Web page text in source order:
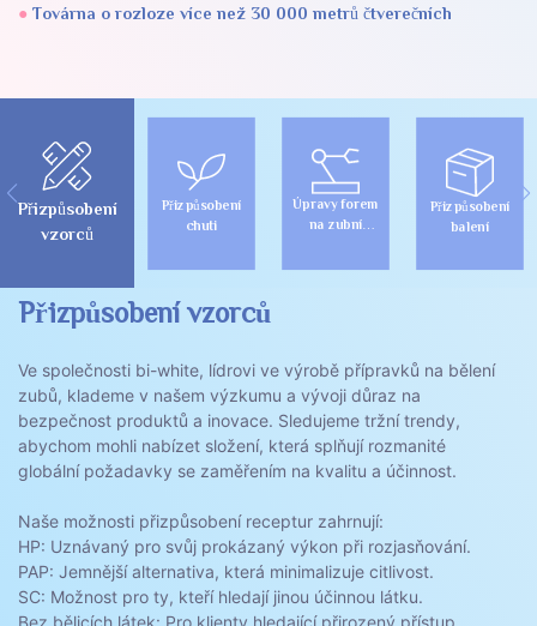
● Továrna o rozloze více než 30 000 metrů čtverečních
Přizpůsobení
vzorců
Přizpůsobení
chuti
Úpravy forem
na zubní
Přizpůsobení
balení
Přizpůsobení vzorců
Ve společnosti bi-white, lídrovi ve výrobě přípravků na bělení
zubů, klademe v našem výzkumu a vývoji důraz na
bezpečnost produktů a inovace. Sledujeme tržní trendy,
abychom mohli nabízet složení, která splňují rozmanité
globální požadavky se zaměřením na kvalitu a účinnost.
Naše možnosti přizpůsobení receptur zahrnují:
HP: Uznávaný pro svůj prokázaný výkon při rozjasňování.
PAP: Jemnější alternativa, která minimalizuje citlivost.
SC: Možnost pro ty, kteří hledají jinou účinnou látku.